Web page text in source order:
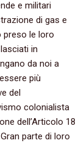
e militari
di gas e
preso le loro
in
da noi a
più
del
colonialista
dell’Articolo 18
parte di loro